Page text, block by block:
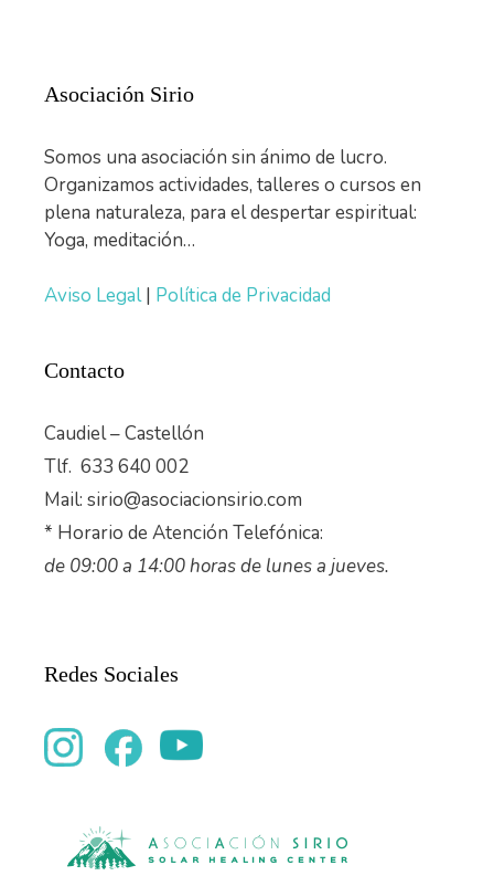
Asociación Sirio
Somos una asociación sin ánimo de lucro.
Organizamos actividades, talleres o cursos en
plena naturaleza, para el despertar espiritual:
Yoga, meditación…
Aviso Legal| Política de Privacidad
Contacto
Caudiel – Castellón
Tlf. 633 640 002
Mail: sirio@asociacionsirio.com
* Horario de Atención Telefónica:
de 09:00 a 14:00 horas de lunes a jueves.
Redes Sociales